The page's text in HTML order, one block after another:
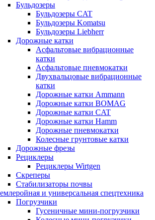
Бульдозеры
Бульдозеры CAT
Бульдозеры Komatsu
Бульдозеры Liebherr
Дорожные катки
Асфальтовые вибрационные
катки
Асфальтовые пневмокатки
Двухвальцовые вибрационные
катки
Дорожные катки Ammann
Дорожные катки BOMAG
Дорожные катки CAT
Дорожные катки Hamm
Дорожные пневмокатки
Колесные грунтовые катки
Дорожные фрезы
Рециклеры
Рециклеры Wirtgen
Скреперы
Стабилизаторы почвы
и универсальная спецтехника
Погрузчики
Гусеничные мини-погрузчики